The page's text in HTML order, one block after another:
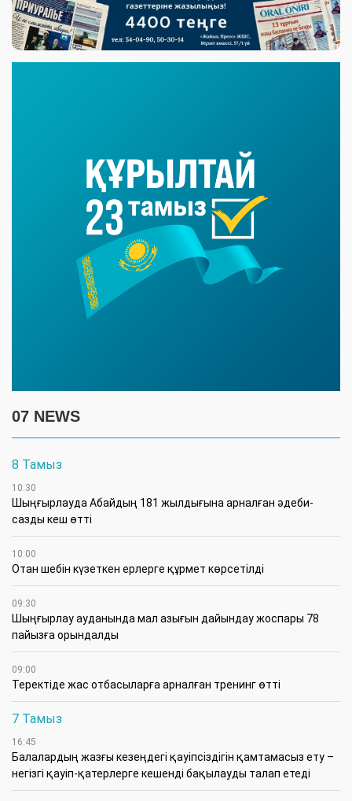
07 NEWS
8 Тамыз
10:30
Шыңғырлауда Абайдың 181 жылдығына арналған әдеби-
сазды кеш өтті
10:00
Отан шебін күзеткен ерлерге құрмет көрсетілді
09:30
​Шыңғырлау ауданында мал азығын дайындау жоспары 78
пайызға орындалды
09:00
​Теректіде жас отбасыларға арналған тренинг өтті
7 Тамыз
16:45
Балалардың жазғы кезеңдегі қауіпсіздігін қамтамасыз ету –
негізгі қауіп-қатерлерге кешенді бақылауды талап етеді